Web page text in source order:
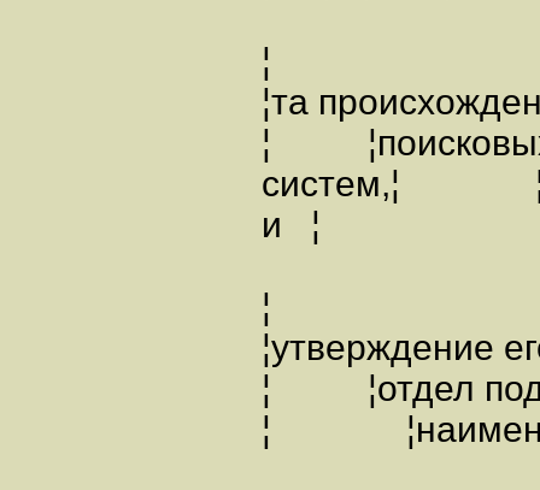
¦
¦та
¦
систем,¦
и ¦
¦
¦утверждение
¦ ¦отдел
¦